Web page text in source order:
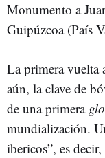
Monumento a
Guipúzcoa (País
La primera vuelta
aún, la clave de
de una primera
mundialización.
ibericos”, es